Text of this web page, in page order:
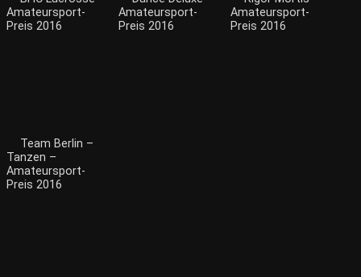
Amateursport-
Preis 2016
Amateursport-
Preis 2016
Amateursport-
Preis 2016
Team Berlin –
Tanzen –
Amateursport-
Preis 2016